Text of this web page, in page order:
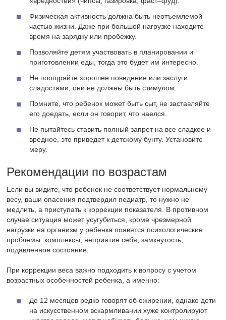
Физическая активность должна быть неотъемлемой
частью жизни. Даже при большой нагрузке находите
время на зарядку или пробежку.
Позволяйте детям участвовать в планировании и
приготовлении еды, тогда это будет им интересно.
Не поощряйте хорошее поведение или заслуги
сладостями, они не должны быть стимулом.
Помните, что ребенок может быть сыт, не заставляйте
его доедать, если он говорит, что наелся.
Не пытайтесь ставить полный запрет на все сладкое и
вредное, это приведет к детскому бунту. Установите
меру.
Рекомендации по возрастам
Если вы видите, что ребенок не соответствует нормальному
весу, ваши опасения подтвердил педиатр, то нужно не
медлить, а приступать к коррекции показателя. В противном
случае ситуация может усугубиться, кроме чрезмерной
нагрузки на организм у ребенка появятся психологические
проблемы: комплексы, неприятие себя, замкнутость,
подавленное состояние.
При коррекции веса важно подходить к вопросу с учетом
возрастных особенностей ребенка, а именно:
До 12 месяцев редко говорят об ожирении, однако дети
на искусственном вскармливании хуже контролируют